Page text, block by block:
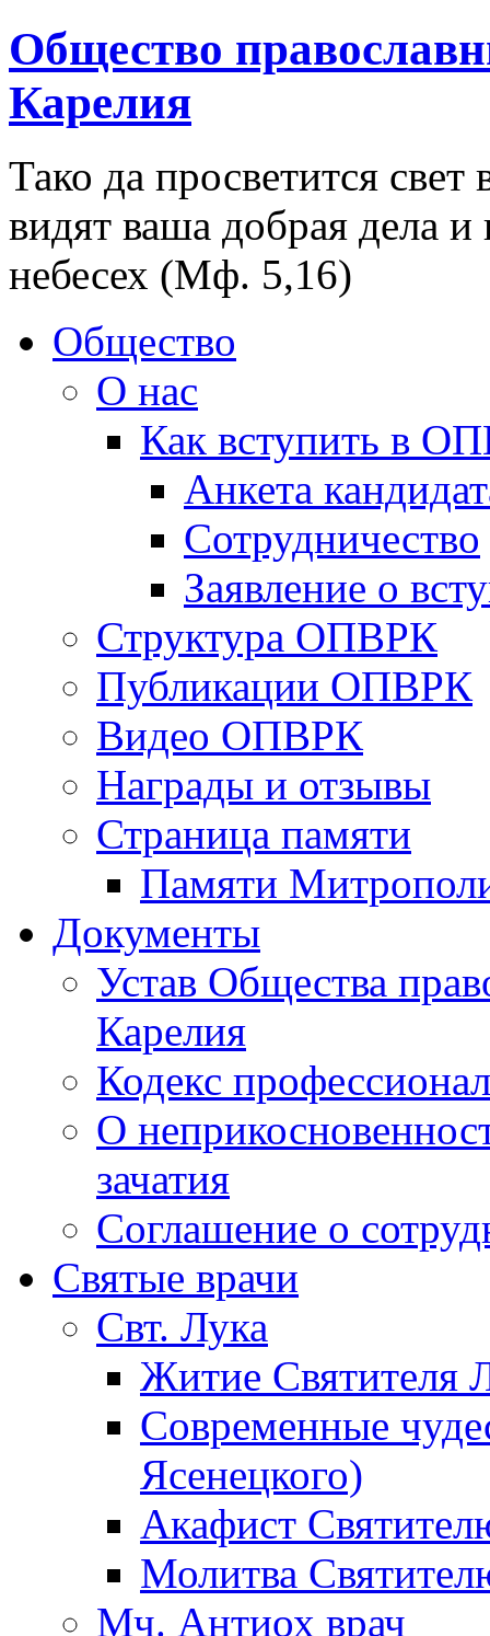
Общество
Карелия
Тако да просветится
видят ваша добрая дела
небесех (Мф. 5,16)
Общество
О нас
Как вступить в
Анкета
Сотрудничество
Заявление о
Структура ОПВРК
Публикации ОПВРК
Видео ОПВРК
Награды и отзывы
Страница памяти
Памяти
Документы
Устав Общества
Карелия
Кодекс
О
зачатия
Соглашение о
Святые врачи
Свт. Лука
Житие Святителя
Современные
Ясенецкого)
Акафист
Молитва
Мч. Антиох врач